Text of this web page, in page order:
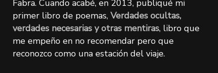
Fabra. Cuando acabé, en 2013, publiqué mi
primer libro de poemas, Verdades ocultas,
verdades necesarias y otras mentiras, libro que
me empeño en no recomendar pero que
reconozco como una estación del viaje.